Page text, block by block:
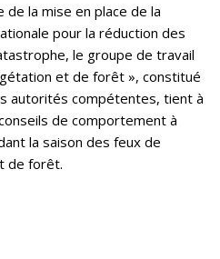
de la mise en place de la
pour la réduction des
le groupe de travail
et de forêt », constitué
autorités compétentes, tient à
de comportement à
la saison des feux de
de forêt.